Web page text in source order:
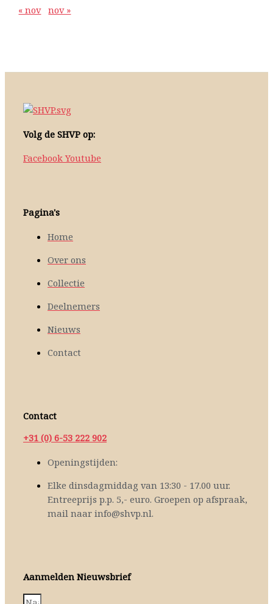
« nov nov »
Volg de SHVP op:
Facebook Youtube
Pagina's
Home
Over ons
Collectie
Deelnemers
Nieuws
Contact
Contact
+31 (0) 6-53 222 902
Openingstijden:
Elke dinsdagmiddag van 13:30 - 17.00 uur.
Entreeprijs p.p. 5,- euro. Groepen op afspraak,
mail naar info@shvp.nl.
Aanmelden Nieuwsbrief